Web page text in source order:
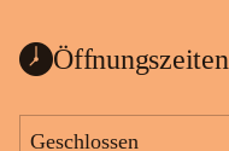
Öffnungszeiten
Geschlossen